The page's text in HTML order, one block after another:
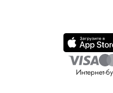
Интернет-